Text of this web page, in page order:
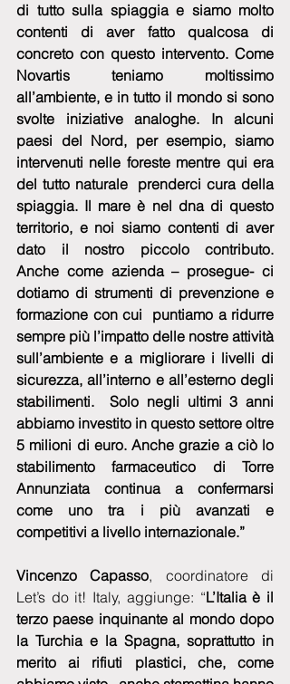
di tutto sulla spiaggia e siamo molto
contenti di aver fatto qualcosa di
concreto con questo intervento. Come
Novartis teniamo moltissimo
all’ambiente, e in tutto il mondo si sono
svolte iniziative analoghe. In alcuni
paesi del Nord, per esempio, siamo
intervenuti nelle foreste mentre qui era
del tutto naturale  prenderci cura della
spiaggia. Il mare è nel dna di questo
territorio, e noi siamo contenti di aver
dato il nostro piccolo contributo.
Anche come azienda – prosegue- ci
dotiamo di strumenti di prevenzione e
formazione con cui  puntiamo a ridurre
sempre più l’impatto delle nostre attività
sull’ambiente e a migliorare i livelli di
sicurezza, all’interno e all’esterno degli
stabilimenti.  Solo negli ultimi 3 anni
abbiamo investito in questo settore oltre
5 milioni di euro. Anche grazie a ciò lo
stabilimento farmaceutico di Torre
Annunziata continua a confermarsi
come uno tra i più avanzati e
competitivi a livello internazionale.”
Vincenzo Capasso, coordinatore di
Let’s do it! Italy, aggiunge: “L’Italia è il
terzo paese inquinante al mondo dopo
la Turchia e la Spagna, soprattutto in
merito ai rifiuti plastici, che, come